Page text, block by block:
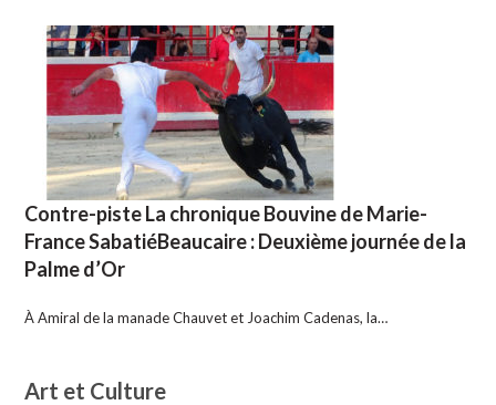
Contre-piste La chronique Bouvine de Marie-
France SabatiéBeaucaire : Deuxième journée de la
Palme d’Or
À Amiral de la manade Chauvet et Joachim Cadenas, la…
Art et Culture